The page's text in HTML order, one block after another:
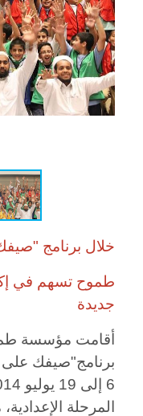
خلال برنامج
طموح تسهم في
جديدة
أقامت مؤسسة
برنامج"صيفك على
المرحلة